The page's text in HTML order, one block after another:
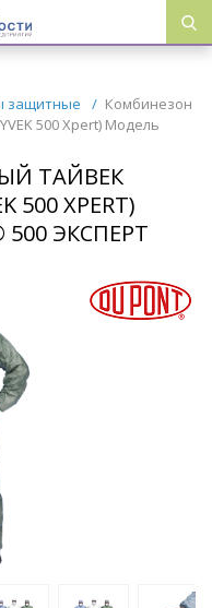
защитные / Комбинезон
500 Xpert) Модель
ТАЙВЕК
500 XPERT)
ЭКСПЕРТ